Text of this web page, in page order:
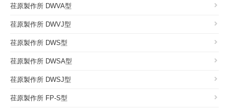
荏原製作所 DWVA型
荏原製作所 DWVJ型
荏原製作所 DWS型
荏原製作所 DWSA型
荏原製作所 DWSJ型
荏原製作所 FP-S型